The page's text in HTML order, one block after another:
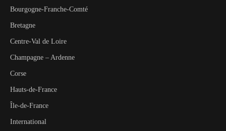
Bourgogne-Franche-Comté
Bretagne
Centre-Val de Loire
Champagne – Ardenne
Corse
Hauts-de-France
Île-de-France
International